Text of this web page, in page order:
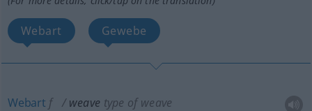
Webart Gewebe
Webart f weave type of weave